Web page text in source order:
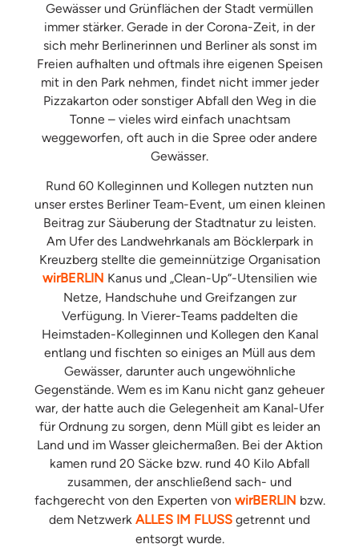
Gewässer und Grünflächen der Stadt vermüllen
immer stärker. Gerade in der Corona-Zeit, in der
sich mehr Berlinerinnen und Berliner als sonst im
Freien aufhalten und oftmals ihre eigenen Speisen
mit in den Park nehmen, findet nicht immer jeder
Pizzakarton oder sonstiger Abfall den Weg in die
Tonne – vieles wird einfach unachtsam
weggeworfen, oft auch in die Spree oder andere
Gewässer.
Rund 60 Kolleginnen und Kollegen nutzten nun
unser erstes Berliner Team-Event, um einen kleinen
Beitrag zur Säuberung der Stadtnatur zu leisten.
Am Ufer des Landwehrkanals am Böcklerpark in
Kreuzberg stellte die gemeinnützige Organisation
wirBERLIN Kanus und „Clean-Up“-Utensilien wie
Netze, Handschuhe und Greifzangen zur
Verfügung. In Vierer-Teams paddelten die
Heimstaden-Kolleginnen und Kollegen den Kanal
entlang und fischten so einiges an Müll aus dem
Gewässer, darunter auch ungewöhnliche
Gegenstände. Wem es im Kanu nicht ganz geheuer
war, der hatte auch die Gelegenheit am Kanal-Ufer
für Ordnung zu sorgen, denn Müll gibt es leider an
Land und im Wasser gleichermaßen. Bei der Aktion
kamen rund 20 Säcke bzw. rund 40 Kilo Abfall
zusammen, der anschließend sach- und
fachgerecht von den Experten von wirBERLIN bzw.
dem Netzwerk ALLES IM FLUSS getrennt und
entsorgt wurde.